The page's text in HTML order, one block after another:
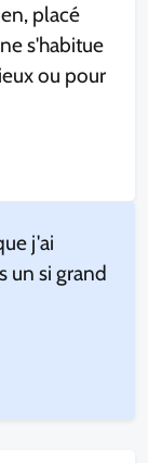
placé
s'habitue
ou pour
j'ai
un si grand